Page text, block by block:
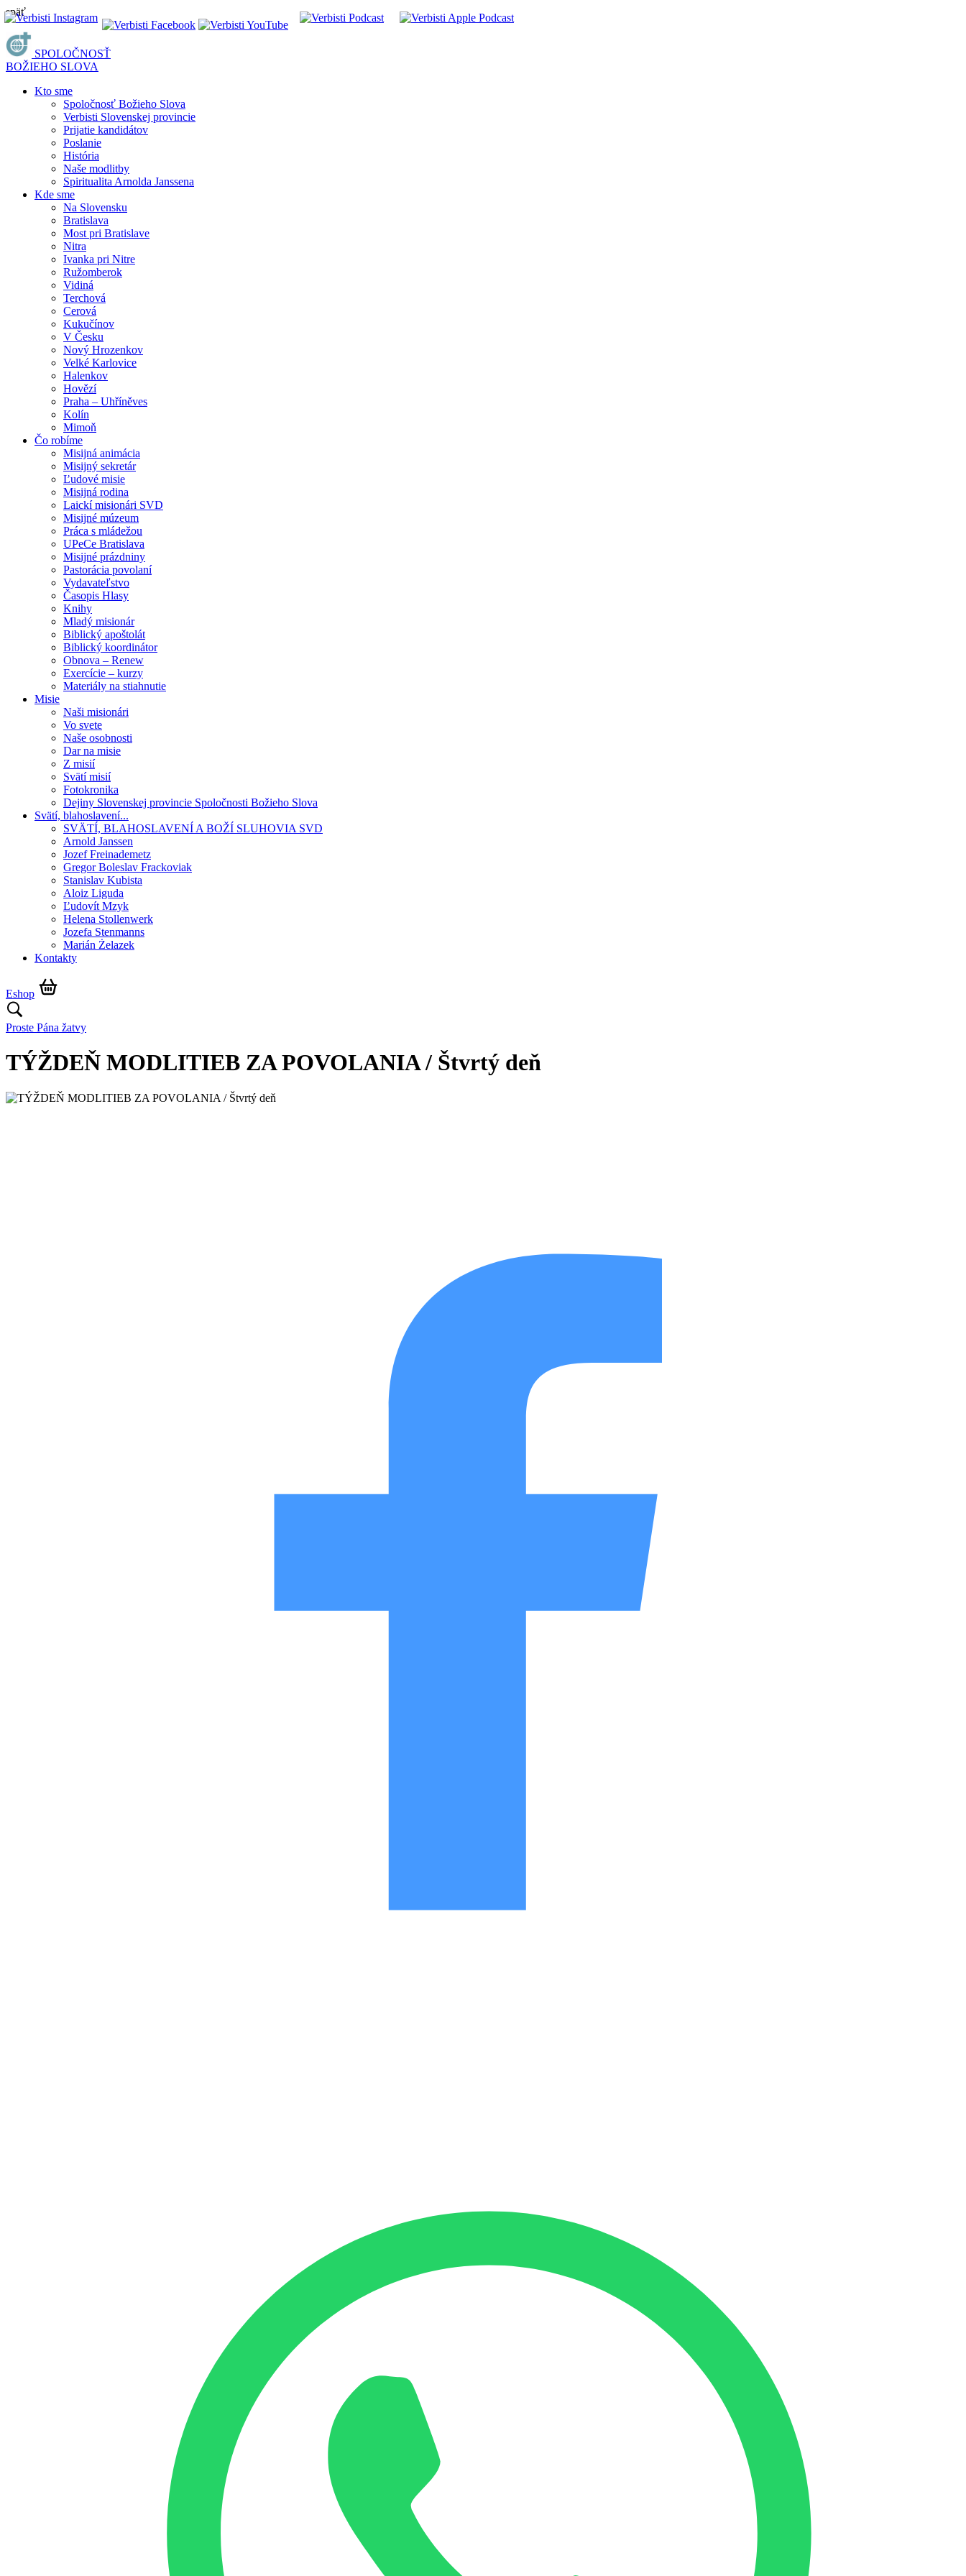
späť
SPOLOČNOSŤ
BOŽIEHO SLOVA
Kto sme
Spoločnosť Božieho Slova
Verbisti Slovenskej provincie
Prijatie kandidátov
Poslanie
História
Naše modlitby
Spiritualita Arnolda Janssena
Kde sme
Na Slovensku
Bratislava
Most pri Bratislave
Nitra
Ivanka pri Nitre
Ružomberok
Vidiná
Terchová
Cerová
Kukučínov
V Česku
Nový Hrozenkov
Velké Karlovice
Halenkov
Hovězí
Praha – Uhříněves
Kolín
Mimoň
Čo robíme
Misijná animácia
Misijný sekretár
Ľudové misie
Misijná rodina
Laickí misionári SVD
Misijné múzeum
Práca s mládežou
UPeCe Bratislava
Misijné prázdniny
Pastorácia povolaní
Vydavateľstvo
Časopis Hlasy
Knihy
Mladý misionár
Biblický apoštolát
Biblický koordinátor
Obnova – Renew
Exercície – kurzy
Materiály na stiahnutie
Misie
Naši misionári
Vo svete
Naše osobnosti
Dar na misie
Z misií
Svätí misií
Fotokronika
Dejiny Slovenskej provincie Spoločnosti Božieho Slova
Svätí, blahoslavení...
SVÄTÍ, BLAHOSLAVENÍ A BOŽÍ SLUHOVIA SVD
Arnold Janssen
Jozef Freinademetz
Gregor Boleslav Frackoviak
Stanislav Kubista
Aloiz Liguda
Ľudovít Mzyk
Helena Stollenwerk
Jozefa Stenmanns
Marián Żelazek
Kontakty
Eshop
Proste Pána žatvy
TÝŽDEŇ MODLITIEB ZA POVOLANIA / Štvrtý deň